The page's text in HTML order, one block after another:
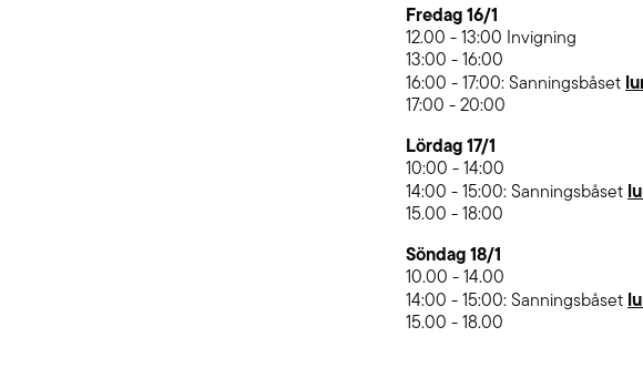
Fredag 16/1
12.00 - 13:00 Invigning
13:00 - 16:00
16:00 - 17:00: Sanningsbåset
17:00 - 20:00
Lördag 17/1
10:00 - 14:00
14:00 - 15:00: Sanningsbåset
15.00 - 18:00
Söndag 18/1
10.00 - 14.00
14:00 - 15:00: Sanningsbåset
15.00 - 18.00